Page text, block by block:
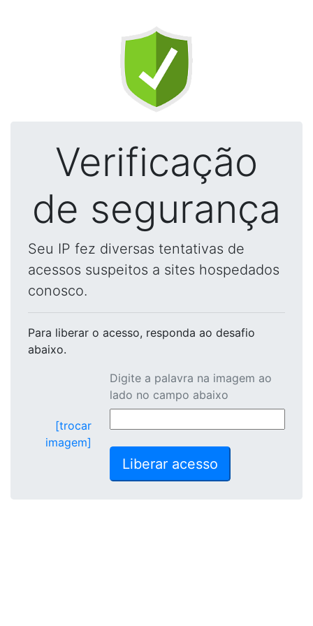
Verificação
de segurança
Seu IP fez diversas tentativas de
acessos suspeitos a sites hospedados
conosco.
Para liberar o acesso, responda ao desafio
abaixo.
[trocar
imagem]
Digite a palavra na imagem ao
lado no campo abaixo